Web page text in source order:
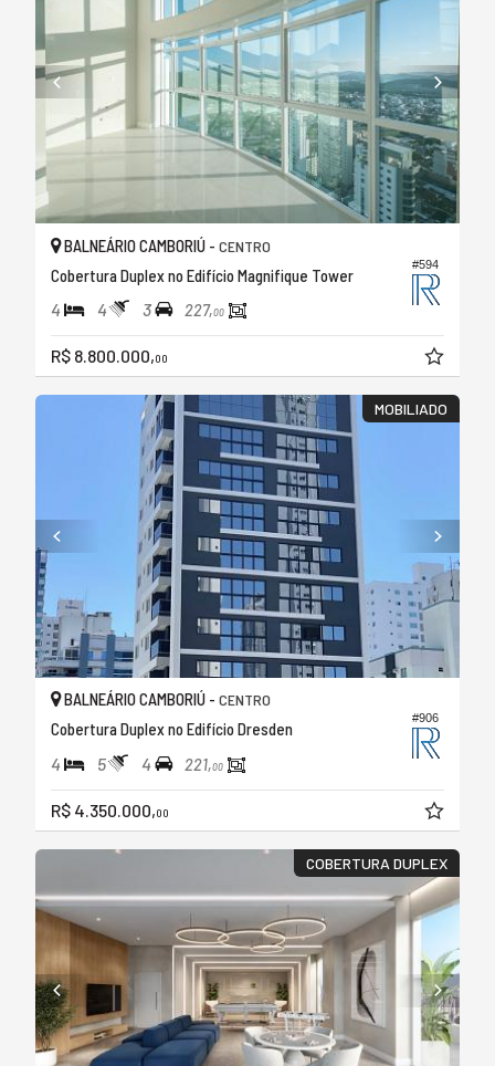
#594
BALNEÁRIO CAMBORIÚ - CENTRO
Cobertura Duplex no Edifício Magnifique Tower
4 4 3 227,00
R$ 8.800.000,00
MOBILIADO
#906
BALNEÁRIO CAMBORIÚ - CENTRO
Cobertura Duplex no Edifício Dresden
4 5 4 221,00
R$ 4.350.000,00
COBERTURA DUPLEX